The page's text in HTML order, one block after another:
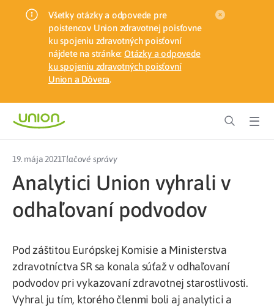
Všetky otázky a odpovede pre
poistencov Union zdravotnej poisťovne
ku spojeniu zdravotných poisťovní
nájdete na stránke: Otázky a odpovede
ku spojeniu zdravotných poisťovní
Union a Dôvera.
19. mája 2021Tlačové správy
Analytici Union vyhrali v
odhaľovaní podvodov
Pod záštitou Európskej Komisie a Ministerstva
zdravotníctva SR sa konala súťaž v odhaľovaní
podvodov pri vykazovaní zdravotnej starostlivosti.
Vyhral ju tím, ktorého členmi boli aj analytici a